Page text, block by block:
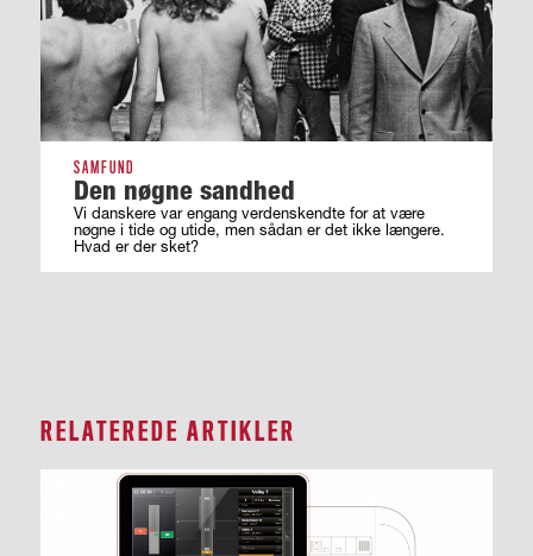
SAMFUND
Den nøgne sandhed
Vi danskere var engang verdenskendte for at være
nøgne i tide og utide, men sådan er det ikke længere.
Hvad er der sket?
RELATEREDE ARTIKLER